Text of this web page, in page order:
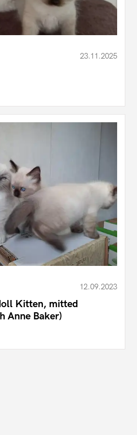
23.11.2025
12.09.2023
Kitten, mitted
Anne Baker)